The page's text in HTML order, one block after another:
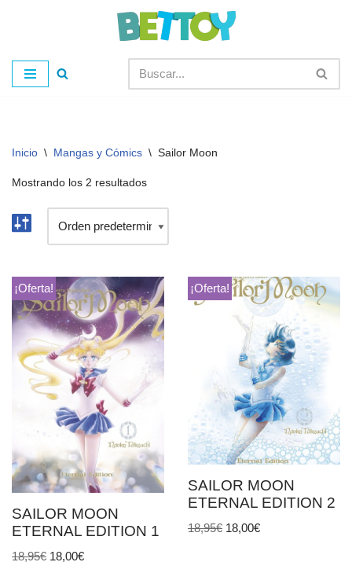
al
contenido
Inicio \ Mangas y Cómics \ Sailor Moon
Mostrando los 2 resultados
¡Oferta!
SAILOR MOON
ETERNAL EDITION 1
18,95€ 18,00€
¡Oferta!
SAILOR MOON
ETERNAL EDITION 2
18,95€ 18,00€